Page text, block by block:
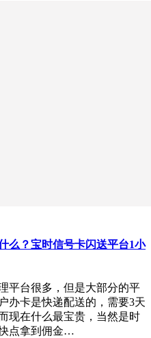
么？宝时信号卡闪送平台1小
平台很多，但是大部分的平
办卡是快递配送的，需要3天
现在什么最宝贵，当然是时
点拿到佣金…